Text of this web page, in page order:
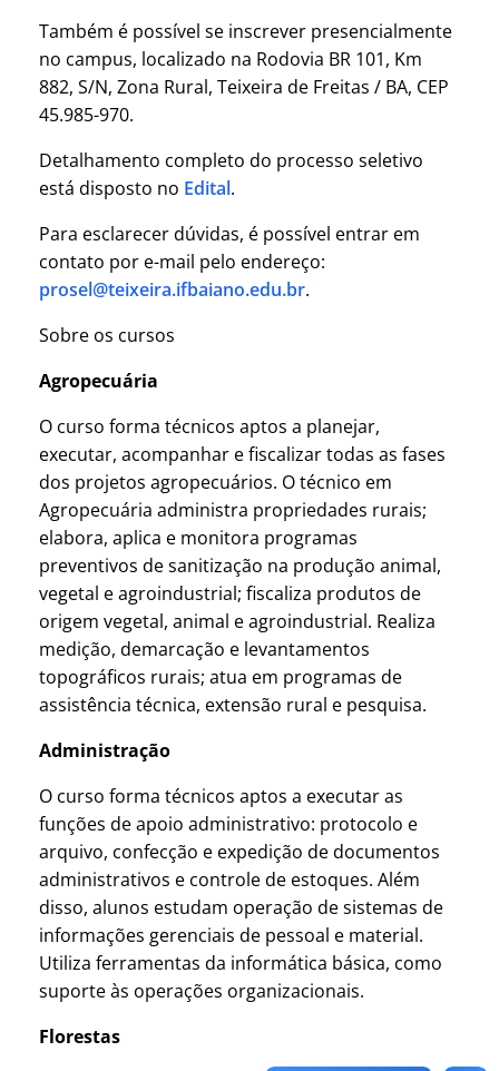
Também é possível se inscrever presencialmente
no campus, localizado na Rodovia BR 101, Km
882, S/N, Zona Rural, Teixeira de Freitas / BA, CEP
45.985-970.
Detalhamento completo do processo seletivo
está disposto no Edital.
Para esclarecer dúvidas, é possível entrar em
contato por e-mail pelo endereço:
prosel@teixeira.ifbaiano.edu.br.
Sobre os cursos
Agropecuária
O curso forma técnicos aptos a planejar,
executar, acompanhar e fiscalizar todas as fases
dos projetos agropecuários. O técnico em
Agropecuária administra propriedades rurais;
elabora, aplica e monitora programas
preventivos de sanitização na produção animal,
vegetal e agroindustrial; fiscaliza produtos de
origem vegetal, animal e agroindustrial. Realiza
medição, demarcação e levantamentos
topográficos rurais; atua em programas de
assistência técnica, extensão rural e pesquisa.
Administração
O curso forma técnicos aptos a executar as
funções de apoio administrativo: protocolo e
arquivo, confecção e expedição de documentos
administrativos e controle de estoques. Além
disso, alunos estudam operação de sistemas de
informações gerenciais de pessoal e material.
Utiliza ferramentas da informática básica, como
suporte às operações organizacionais.
Florestas